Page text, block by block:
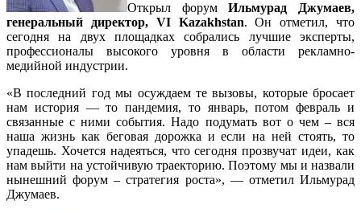
Открыл форумИльмурад Джумаев,
генеральный директор, VI Kazakhstan. Он отметил, что
сегодня на двух площадках собрались лучшие эксперты,
профессионалы высокого уровня в области рекламно-
медийной индустрии.
«В последний год мы осуждаем те вызовы, которые бросает
нам история — то пандемия, то январь, потом февраль и
связанные с ними события. Надо подумать вот о чем – вся
наша жизнь как беговая дорожка и если на ней стоять, то
упадешь. Хочется надеяться, что сегодня прозвучат идеи, как
нам выйти на устойчивую траекторию. Поэтому мы и назвали
нынешний форум – стратегия роста», — отметил Ильмурад
Джумаев.